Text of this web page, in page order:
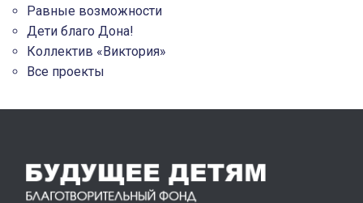
Равные возможности
Дети благо Дона!
Коллектив «Виктория»
Все проекты